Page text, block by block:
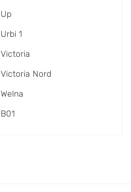
Up
Urbi 1
Victoria
Victoria Nord
Welna
В01